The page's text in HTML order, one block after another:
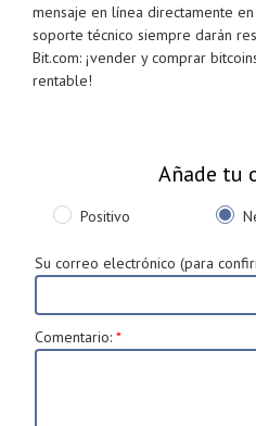
mensaje en línea directamente
soporte técnico siempre darán
Bit.com: ¡vender y comprar
rentable!
Añade tu
Positivo
Su correo electrónico (para
Comentario: *